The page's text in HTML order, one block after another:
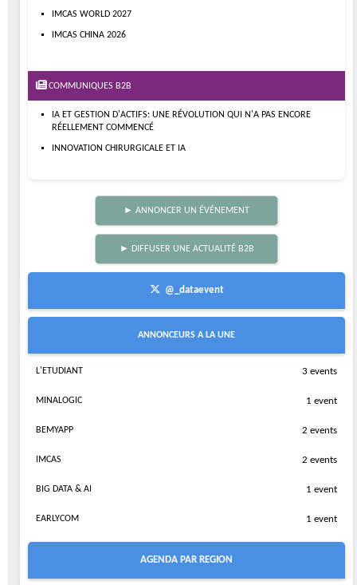
IMCAS WORLD 2027
IMCAS CHINA 2026
COMMUNIQUES B2B
IA ET GESTION D'ACTIFS: UNE RÉVOLUTION QUI N'A PAS ENCORE
RÉELLEMENT COMMENCÉ
INNOVATION CHIRURGICALE ET IA
► ANNONCER UN ÉVÉNEMENT
► DIFFUSER UNE ACTUALITÉ B2B
@_dataevent
ANNONCEURS A LA UNE
L'ETUDIANT 3 events
MINALOGIC 1 event
BEMYAPP 2 events
IMCAS 2 events
BIG DATA & AI 1 event
EARLYCOM 1 event
AGENDA PAR REGION